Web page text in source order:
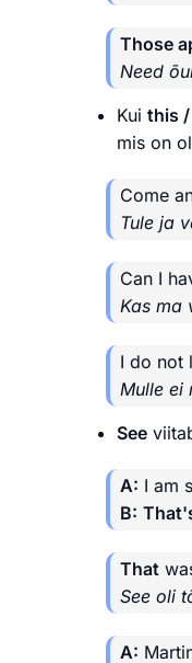
Those
Need
Kui this
mis on
Come
Tule ja
Can I
Kas ma
I do not
Mulle ei
See
A: I am
B:
That
See oli
A: